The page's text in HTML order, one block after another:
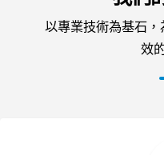
以專業技術為基石
效